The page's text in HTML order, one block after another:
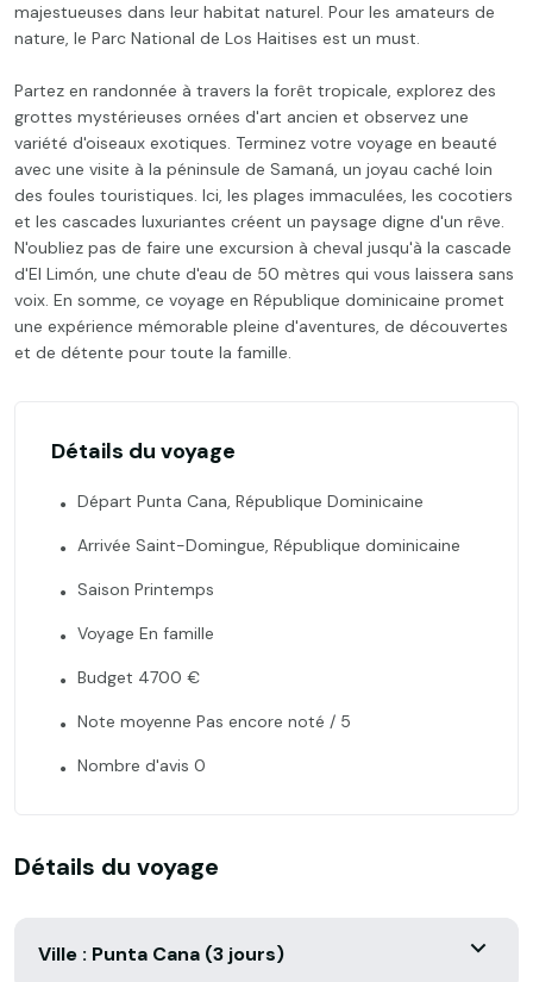
majestueuses dans leur habitat naturel. Pour les amateurs de
nature, le Parc National de Los Haitises est un must.
Partez en randonnée à travers la forêt tropicale, explorez des
grottes mystérieuses ornées d'art ancien et observez une
variété d'oiseaux exotiques. Terminez votre voyage en beauté
avec une visite à la péninsule de Samaná, un joyau caché loin
des foules touristiques. Ici, les plages immaculées, les cocotiers
et les cascades luxuriantes créent un paysage digne d'un rêve.
N'oubliez pas de faire une excursion à cheval jusqu'à la cascade
d'El Limón, une chute d'eau de 50 mètres qui vous laissera sans
voix. En somme, ce voyage en République dominicaine promet
une expérience mémorable pleine d'aventures, de découvertes
et de détente pour toute la famille.
Détails du voyage
Départ Punta Cana, République Dominicaine
Arrivée Saint-Domingue, République dominicaine
Saison Printemps
Voyage En famille
Budget 4700 €
Note moyenne Pas encore noté / 5
Nombre d'avis 0
Détails du voyage
Ville : Punta Cana (3 jours)